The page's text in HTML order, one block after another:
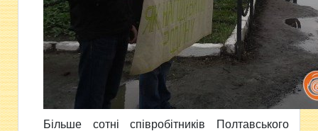
Більше сотні співробітників Полтавського